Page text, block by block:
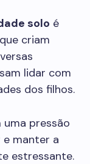
solo é
criam
lidar com
dos filhos.
uma pressão
e manter a
estressante.